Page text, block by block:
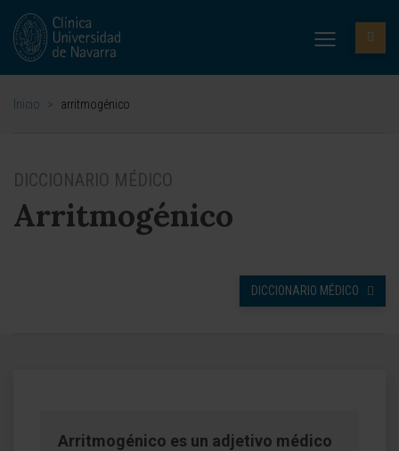
Inicio > arritmogénico
DICCIONARIO MÉDICO
Arritmogénico
DICCIONARIO MÉDICO
Arritmogénico es un adjetivo médico